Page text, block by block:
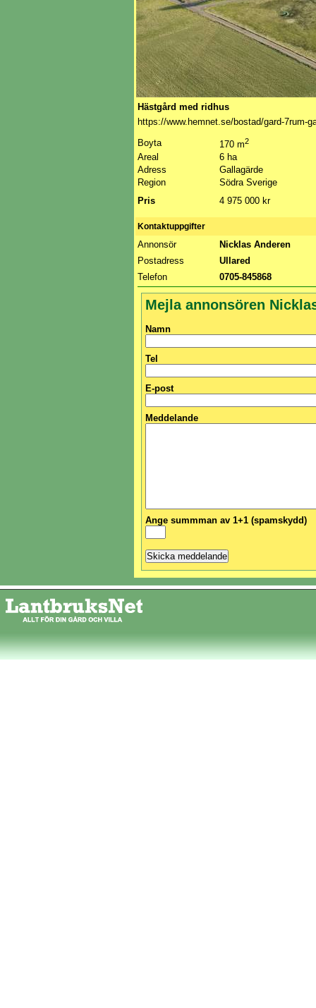
Hästgård med ridhus
https://www.hemnet.se/bostad/gard-7rum-
Boyta
170 m2
Areal
6 ha
Adress
Gallagärde
Region
Södra Sverige
Pris
4 975 000 kr
Kontaktuppgifter
Annonsör
Nicklas Anderen
Postadress
Ullared
Telefon
0705-845868
Mejla annonsören
Namn
Tel
E-post
Meddelande
Ange summman av 1+1 (spamskydd)